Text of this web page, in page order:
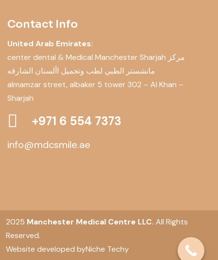
Contact Info
United Arab Emirates:
center dental & Medical Manchester Sharjah مركز
مانشستر الطبي لطب وتجميل األسنان الشارقه
almamzar street, albaker 5 tower 302 – Al Khan –
Sharjah
+971 6 554 7373
info@mdcsmile.ae
2025 Manchester Medical Centre LLC. All Rights
Reserved.
Website developed byNiche Techy